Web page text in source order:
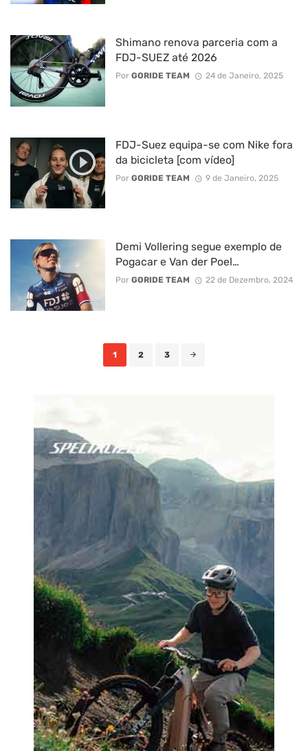
Shimano renova parceria com a
FDJ-SUEZ até 2026
Por GORIDE TEAM 24 de Janeiro, 2025
FDJ-Suez equipa-se com Nike fora
da bicicleta [com vídeo]
Por GORIDE TEAM 9 de Janeiro, 2025
Demi Vollering segue exemplo de
Pogacar e Van der Poel…
Por GORIDE TEAM 22 de Dezembro, 2024
1 2 3